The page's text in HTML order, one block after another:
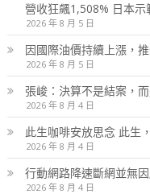
營收狂飆1,508% 日本
2026 年 8 月 5 日
因國際油價持續上漲，
2026 年 8 月 5 日
張峻：決算不是結案，
2026 年 8 月 4 日
此生咖啡安放思念 此生
2026 年 8 月 4 日
行動網路降速斷網並無
2026 年 8 月 4 日